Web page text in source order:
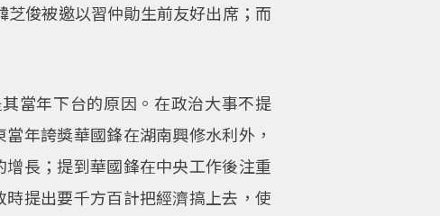
俊被邀以習仲勛生前友好出席；而
當年下台的原因。在政治大事不提
年誇獎華國鋒在湖南興修水利外，
長；提到華國鋒在中央工作後注重
提出要千方百計把經濟搞上去，使